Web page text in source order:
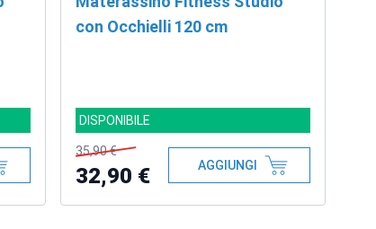
con Occhielli 120 cm
DISPONIBILE
35,90 €
32,90 € AGGIUNGI